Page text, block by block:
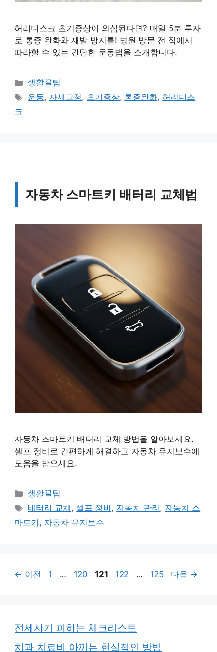
허리디스크 초기증상이 의심된다면? 매일 5분 투자
로 통증 완화와 재발 방지를! 병원 방문 전 집에서
따라할 수 있는 간단한 운동법을 소개합니다.
카
테
생활꿀팁
태
운동, 자세교정, 초기증상, 통증완화,허리디스
크
자동차 스마트키 배터리 교체법
자동차 스마트키 배터리 교체 방법을 알아보세요.
셀프 정비로 간편하게 해결하고 자동차 유지보수에
도움을 받으세요.
카
테
리
생활꿀팁
태
그
배터리 교체 ,셀프 정비 , 자동차 관리 , 자동차 스
마트키 , 자동차 유지보수
← 이전
페
1 …
페
120
페
121
페
122 …
페
125 다음 →
전세사기 피하는 체크리스트
치과 치료비 아끼는 현실적인 방법